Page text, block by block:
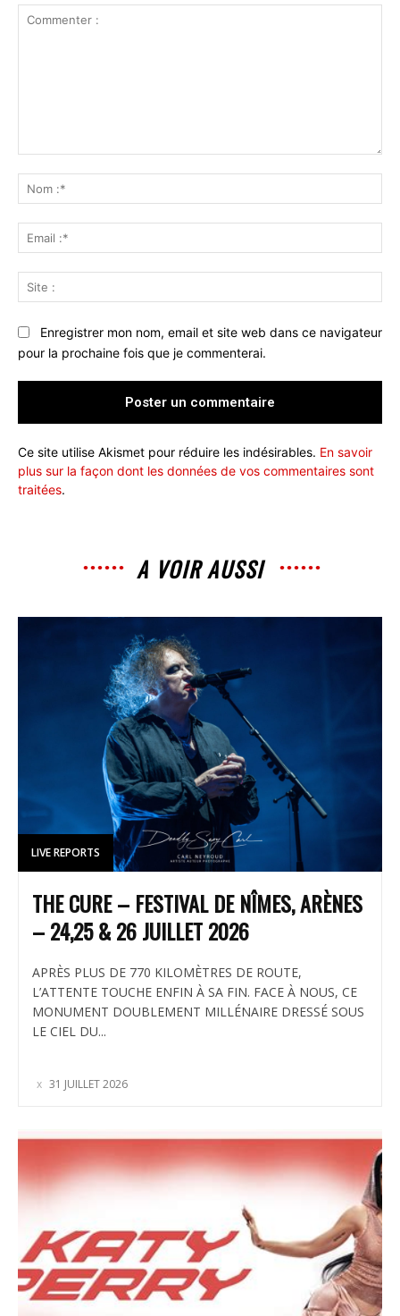
:*
:*
:
Enregistrer mon nom, email et site web dans ce navigateur
pour la prochaine fois que je commenterai.
Ce site utilise Akismet pour réduire les indésirables. En savoir
plus sur la façon dont les données de vos commentaires sont
traitées.
A VOIR AUSSI
LIVE REPORTS
THE CURE – FESTIVAL DE NÎMES, ARÈNES
– 24,25 & 26 JUILLET 2026
APRÈS PLUS DE 770 KILOMÈTRES DE ROUTE,
L’ATTENTE TOUCHE ENFIN À SA FIN. FACE À NOUS, CE
MONUMENT DOUBLEMENT MILLÉNAIRE DRESSÉ SOUS
LE CIEL DU...
31 JUILLET 2026